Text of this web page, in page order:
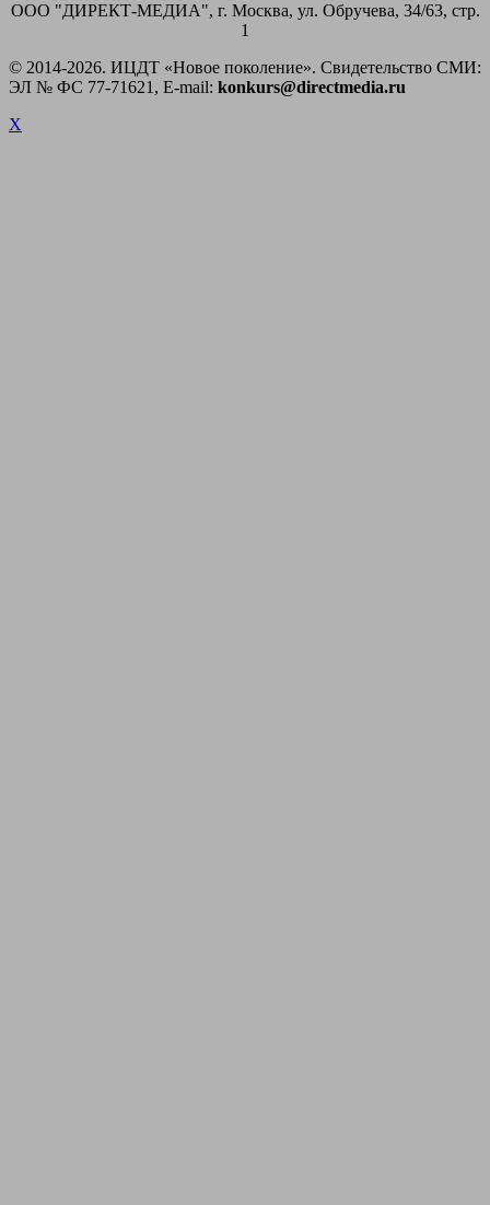
ООО "ДИРЕКТ-МЕДИА", г. Москва, ул. Обручева, 34/63, стр.
1
© 2014-2026. ИЦДТ «Новое поколение». Свидетельство СМИ:
ЭЛ № ФС 77-71621, E-mail: konkurs@directmedia.ru
X